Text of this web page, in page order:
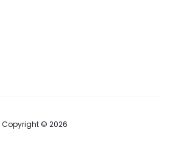
Copyright © 2026